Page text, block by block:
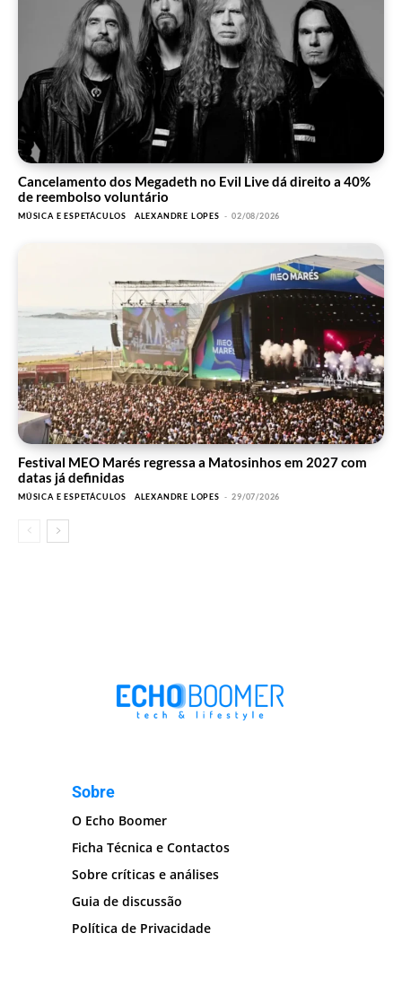
Cancelamento dos Megadeth no Evil Live dá direito a 40%
de reembolso voluntário
MÚSICA E ESPETÁCULOS ALEXANDRE LOPES - 02/08/2026
Festival MEO Marés regressa a Matosinhos em 2027 com
datas já definidas
MÚSICA E ESPETÁCULOS ALEXANDRE LOPES - 29/07/2026
Sobre
O Echo Boomer
Ficha Técnica e Contactos
Sobre críticas e análises
Guia de discussão
Política de Privacidade